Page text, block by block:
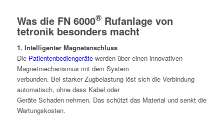
Was die FN 6000®Rufanlage von
tetronik besonders macht
1. Intelligenter Magnetanschluss
Die Patientenbediengerätewerden über einen innovativen
Magnetmechanismus mit dem System
verbunden. Bei starker Zugbelastung löst sich die Verbindung
automatisch, ohne dass Kabel oder
Geräte Schaden nehmen. Das schützt das Material und senkt die
Wartungskosten.